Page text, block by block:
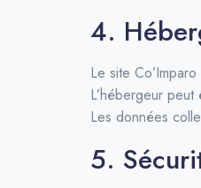
4.
Le site
L’hébergeur
Les données
5.